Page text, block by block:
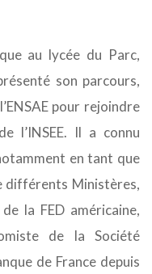
au lycée du Parc,
son parcours,
pour rejoindre
l’INSEE. Il a connu
en tant que
différents Ministères,
la FED américaine,
de la Société
de France depuis